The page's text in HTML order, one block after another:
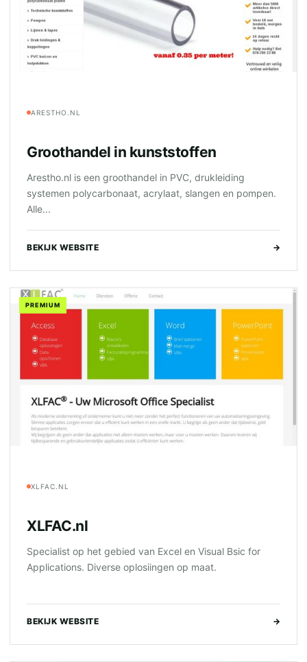
ARESTHO.NL
Groothandel in kunststoffen
Arestho.nl is een groothandel in PVC, drukleiding
systemen polycarbonaat, acrylaat, slangen en pompen.
Alle...
BEKIJK WEBSITE →
PREMIUM
XLFAC.NL
XLFAC.nl
Specialist op het gebied van Excel en Visual Bsic for
Applications. Diverse oplosiingen op maat.
BEKIJK WEBSITE →